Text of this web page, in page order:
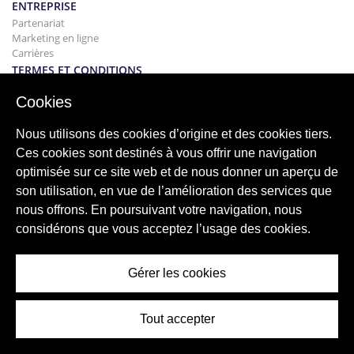
ENTREPRISE
Partenariat
Marketing en ligne
Carrières
TERMES ET CONDITIONS
Termes et Conditions Locations
Projets
ACHAT
Acheter votre maison
Vendre
Hypothèque
Service de recherche
Régions du monde entier
Recherches populaires
Cookies
Nous utilisons des cookies d’origine et des cookies tiers.
Ces cookies sont destinés à vous offrir une navigation
optimisée sur ce site web et de nous donner un aperçu de
son utilisation, en vue de l’amélioration des services que
nous offrons. En poursuivant votre navigation, nous
considérons que vous acceptez l’usage des cookies.
Gérer les cookies
Tout accepter